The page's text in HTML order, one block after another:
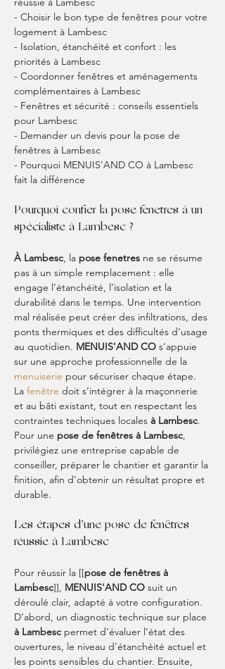
- Choisir le bon type de fenêtres pour votre
logement à Lambesc
- Isolation, étanchéité et confort : les
priorités à Lambesc
- Coordonner fenêtres et aménagements
complémentaires à Lambesc
- Fenêtres et sécurité : conseils essentiels
pour Lambesc
- Demander un devis pour la pose de
fenêtres à Lambesc
- Pourquoi MENUIS'AND CO à Lambesc
fait la différence
Pourquoi confier la pose fenetres à un
spécialiste à Lambesc ?
À Lambesc, la pose fenetres ne se résume
pas à un simple remplacement : elle
engage l’étanchéité, l’isolation et la
durabilité dans le temps. Une intervention
mal réalisée peut créer des infiltrations, des
ponts thermiques et des difficultés d’usage
au quotidien. MENUIS'AND CO s’appuie
sur une approche professionnelle de la
menuiserie pour sécuriser chaque étape.
La fenêtre doit s’intégrer à la maçonnerie
et au bâti existant, tout en respectant les
contraintes techniques locales à Lambesc.
Pour une pose de fenêtres à Lambesc,
privilégiez une entreprise capable de
conseiller, préparer le chantier et garantir la
finition, afin d’obtenir un résultat propre et
durable.
Les étapes d’une pose de fenêtres
réussie à Lambesc
Pour réussir la [[pose de fenêtres à
Lambesc]], MENUIS'AND CO suit un
déroulé clair, adapté à votre configuration.
D’abord, un diagnostic technique sur place
à Lambesc permet d’évaluer l’état des
ouvertures, le niveau d’étanchéité actuel et
les points sensibles du chantier. Ensuite,